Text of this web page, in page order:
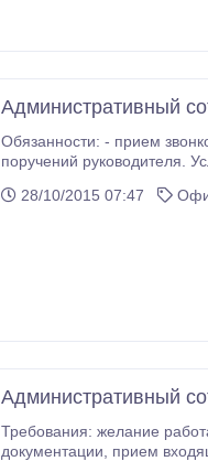
Административный
Обязанности: - прием звонков, -консультирование клиентов, -работа с корреспонденцией , деловой документацией, -
поручений руководителя. Условия: -, работа с 9.00 до 18.00, гибкий график рассматривается
28/10/2015 07:47
Административный
Требования: желание работать, коммуникабельность, исполнительность Обязанности: прием клиентов,
документации, прием входящих звонков, контроль за работой офиса Условия: бесплатное обучение или можем